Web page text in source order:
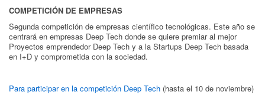
COMPETICIÓN DE EMPRESAS
Segunda competición de empresas científico tecnológicas. Este año se
centrará en empresas Deep Tech donde se quiere premiar al mejor
Proyectos emprendedor Deep Tech y a la Startups Deep Tech basada
en I+D y comprometida con la sociedad.
Para participar en la competición Deep Tech (hasta el 10 de noviembre)